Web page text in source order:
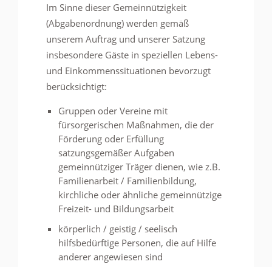
Im Sinne dieser Gemeinnützigkeit
(Abgabenordnung) werden gemäß
unserem Auftrag und unserer Satzung
insbesondere Gäste in speziellen Lebens-
und Einkommenssituationen bevorzugt
berücksichtigt:
Gruppen oder Vereine mit
fürsorgerischen Maßnahmen, die der
Förderung oder Erfüllung
satzungsgemäßer Aufgaben
gemeinnütziger Träger dienen, wie z.B.
Familienarbeit / Familienbildung,
kirchliche oder ähnliche gemeinnützige
Freizeit- und Bildungsarbeit
körperlich / geistig / seelisch
hilfsbedürftige Personen, die auf Hilfe
anderer angewiesen sind